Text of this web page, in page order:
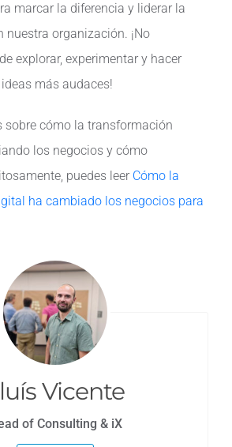
marcar la diferencia y liderar la
nuestra organización. ¡No
explorar, experimentar y hacer
más audaces!
sobre cómo la transformación
los negocios y cómo
puedes leer Cómo la
ha cambiado los negocios para
Vicente
of Consulting & iX